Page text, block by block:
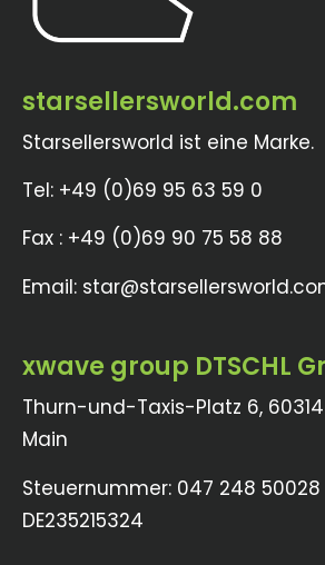
starsellersworld.com
Starsellersworld ist eine Marke.
Tel: +49 (0)69 95 63 59 0
Fax : +49 (0)69 90 75 58 88
Email:
xwave group DTSCHL
Thurn-und-Taxis-Platz 6,
Main
Steuernummer: 047 248 50028
DE235215324